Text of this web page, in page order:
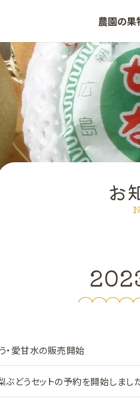
農園の果
いちご
お
・愛甘水の販売開始
ぶどうセットの予約を開始しました